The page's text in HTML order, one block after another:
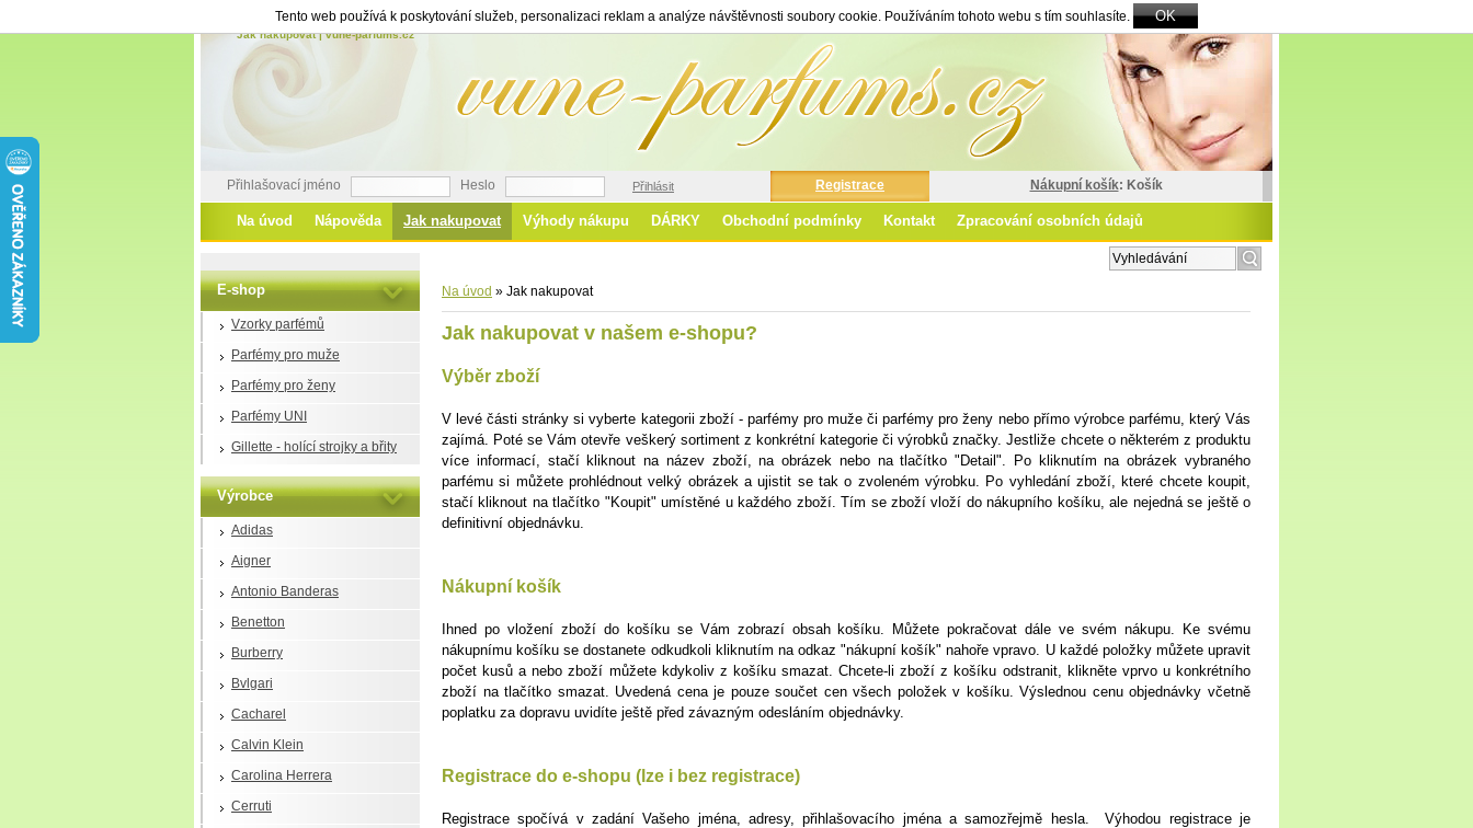
Tento web používá k poskytování služeb, personalizaci reklam a analýze návštěvnosti soubory cookie. Používáním tohoto webu s tím souhlasíte. OK
Jak nakupovat | vune-parfums.cz
Přihlašovací jméno Heslo Přihlásit Registrace Nákupní košík: Košík
Na úvod Nápověda Jak nakupovat Výhody nákupu DÁRKY Obchodní podmínky Kontakt Zpracování osobních údajů
E-shop
Vzorky parfémů
Parfémy pro muže
Parfémy pro ženy
Parfémy UNI
Gillette - holící strojky a břity
Výrobce
Adidas
Aigner
Antonio Banderas
Benetton
Burberry
Bvlgari
Cacharel
Calvin Klein
Carolina Herrera
Cerruti
Na úvod » Jak nakupovat
Jak nakupovat v našem e-shopu?
Výběr zboží
V levé části stránky si vyberte kategorii zboží - parfémy pro muže či parfémy pro ženy nebo přímo výrobce parfému, který Vás
zajímá. Poté se Vám otevře veškerý sortiment z konkrétní kategorie či výrobků značky. Jestliže chcete o některém z produktu
více informací, stačí kliknout na název zboží, na obrázek nebo na tlačítko "Detail". Po kliknutím na obrázek vybraného
parfému si můžete prohlédnout velký obrázek a ujistit se tak o zvoleném výrobku. Po vyhledání zboží, které chcete koupit,
stačí kliknout na tlačítko "Koupit" umístěné u každého zboží. Tím se zboží vloží do nákupního košíku, ale nejedná se ještě o
definitivní objednávku.
Nákupní košík
Ihned po vložení zboží do košíku se Vám zobrazí obsah košíku. Můžete pokračovat dále ve svém nákupu. Ke svému
nákupnímu košíku se dostanete odkudkoli kliknutím na odkaz "nákupní košík" nahoře vpravo. U každé položky můžete upravit
počet kusů a nebo zboží můžete kdykoliv z košíku smazat. Chcete-li zboží z košíku odstranit, klikněte vprvo u konkrétního
zboží na tlačítko smazat. Uvedená cena je pouze součet cen všech položek v košíku. Výslednou cenu objednávky včetně
poplatku za dopravu uvidíte ještě před závazným odesláním objednávky.
Registrace do e-shopu (lze i bez registrace)
Registrace spočívá v zadání Vašeho jména, adresy, přihlašovacího jména a samozřejmě hesla. Výhodou registrace je